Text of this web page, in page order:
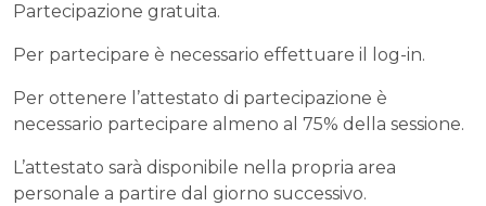
Partecipazione gratuita.
Per partecipare è necessario effettuare il log-in.
Per ottenere l’attestato di partecipazione è
necessario partecipare almeno al 75% della sessione.
L’attestato sarà disponibile nella propria area
personale a partire dal giorno successivo.